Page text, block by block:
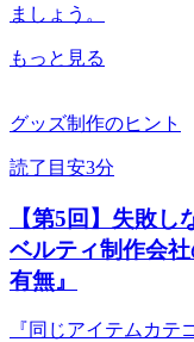
ましょう。
もっと見る
グッズ制作のヒント
読了目安3分
【第5回】失敗
ベルティ制作会
有無』
『同じアイテムカテ